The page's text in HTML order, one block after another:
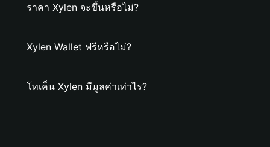
ราคา Xylen จะขึ้นหรือไม่?
Xylen Wallet ฟรีหรือไม่?
โทเค็น Xylen มีมูลค่าเท่าไร?